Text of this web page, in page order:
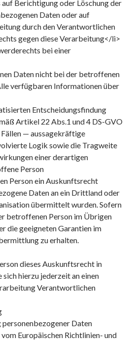
auf Berichtigung oder Löschung der
Daten oder auf
durch den Verantwortlichen
gegen diese Verarbeitung</li>
bei einer
Daten nicht bei der betroffenen
verfügbaren Informationen über
Entscheidungsfindung
Artikel 22 Abs.1 und 4 DS-GVO
— aussagekräftige
Logik sowie die Tragweite
einer derartigen
Person
Person ein Auskunftsrecht
Daten an ein Drittland oder
übermittelt wurden. Sofern
betroffenen Person im Übrigen
die geeigneten Garantien im
zu erhalten.
dieses Auskunftsrecht in
sich hierzu jederzeit an einen
Verantwortlichen
Daten
Europäischen Richtlinien- und